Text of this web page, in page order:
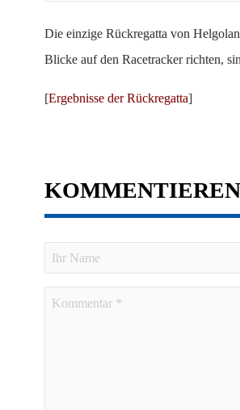
Die einzige Rückregatta von
Blicke auf den Racetracker richten,
[Ergebnisse der Rückregatta]
KOMMENTIEREN